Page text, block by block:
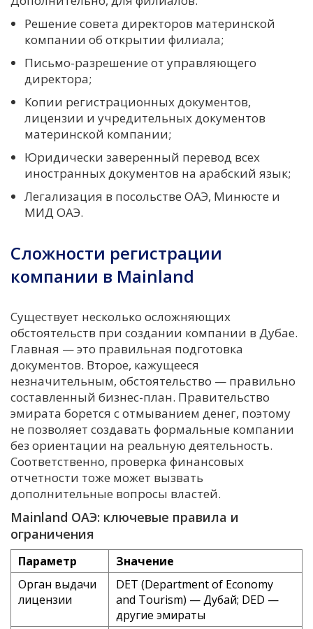
Решение совета директоров материнской
компании об открытии филиала;
Письмо-разрешение от управляющего
директора;
Копии регистрационных документов,
лицензии и учредительных документов
материнской компании;
Юридически заверенный перевод всех
иностранных документов на арабский язык;
Легализация в посольстве ОАЭ, Минюсте и
МИД ОАЭ.
Сложности регистрации
компании в Mainland
Существует несколько осложняющих
обстоятельств при создании компании в Дубае.
Главная — это правильная подготовка
документов. Второе, кажущееся
незначительным, обстоятельство — правильно
составленный бизнес-план. Правительство
эмирата борется с отмыванием денег, поэтому
не позволяет создавать формальные компании
без ориентации на реальную деятельность.
Соответственно, проверка финансовых
отчетности тоже может вызвать
дополнительные вопросы властей.
Mainland ОАЭ: ключевые правила и
ограничения
Параметр
Значение
Орган выдачи
лицензии
DET (Department of Economy
and Tourism) — Дубай; DED —
другие эмираты